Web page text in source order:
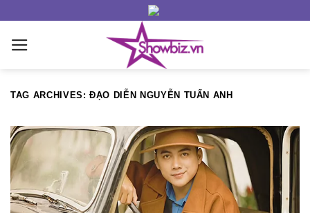
content
TAG ARCHIVES:ĐẠO DIỄN NGUYỄN TUẤN ANH